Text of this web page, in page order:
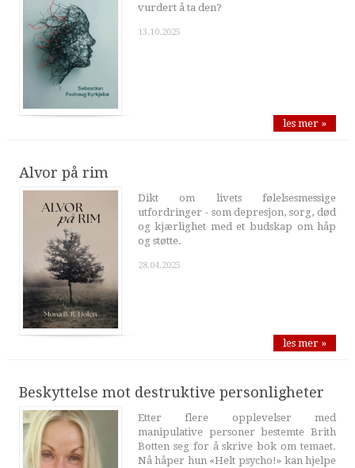
vurdert å ta den?
13.10.2025
les mer »
Alvor på rim
Dikt om livets følelsesmessige
utfordringer - som depresjon, sorg, død
og kjærlighet med et budskap om håp
og støtte.
28.04.2025
les mer »
Beskyttelse mot destruktive personligheter
Etter flere opplevelser med
manipulative personer bestemte Brith
Botten seg for å skrive bok om temaet.
Nå håper hun «Helt psycho!» kan hjelpe